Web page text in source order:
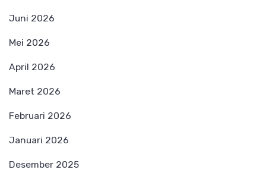
Juni 2026
Mei 2026
April 2026
Maret 2026
Februari 2026
Januari 2026
Desember 2025